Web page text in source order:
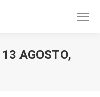
13 AGOSTO,